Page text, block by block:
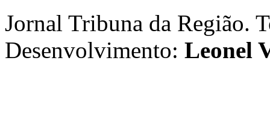
Jornal Tribuna da Região.
Desenvolvimento: Leonel